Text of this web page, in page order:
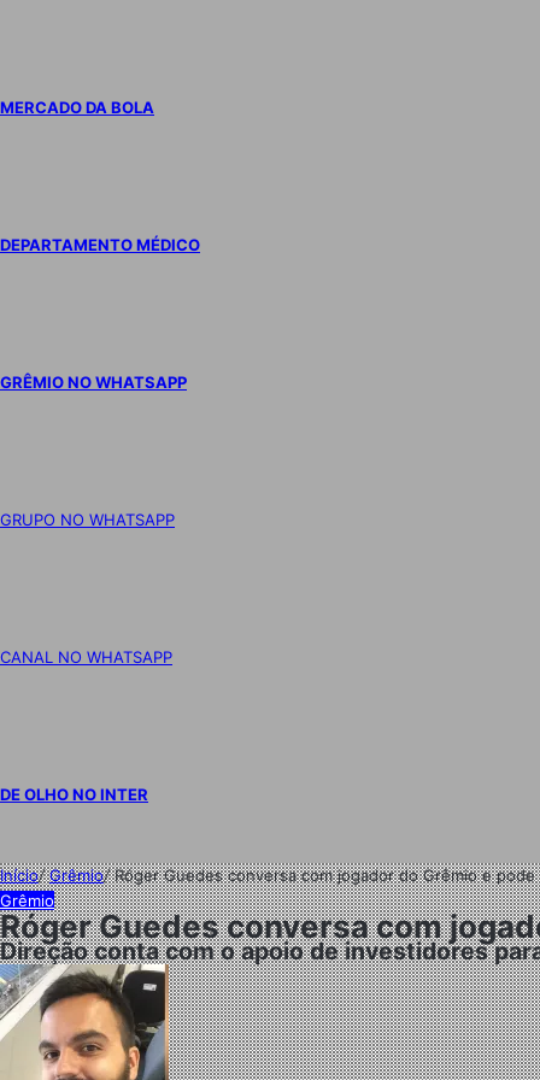
MERCADO DA BOLA
DEPARTAMENTO MÉDICO
GRÊMIO NO WHATSAPP
GRUPO NO WHATSAPP
CANAL NO WHATSAPP
DE OLHO NO INTER
Início/Grêmio/Róger Guedes conversa com jogador do Grêmio e
Grêmio
Róger Guedes conversa com
Direção conta com o apoio de investidores